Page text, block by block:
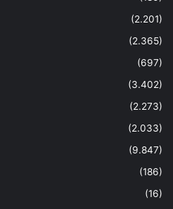
(2.201)
(2.365)
(697)
(3.402)
(2.273)
(2.033)
(9.847)
(186)
(16)